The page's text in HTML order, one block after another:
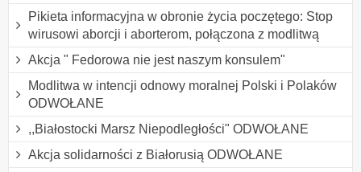
Pikieta informacyjna w obronie życia poczętego: Stop
wirusowi aborcji i aborterom, połączona z modlitwą
Akcja " Fedorowa nie jest naszym konsulem"
Modlitwa w intencji odnowy moralnej Polski i Polaków
ODWOŁANE
,,Białostocki Marsz Niepodległości" ODWOŁANE
Akcja solidarności z Białorusią ODWOŁANE